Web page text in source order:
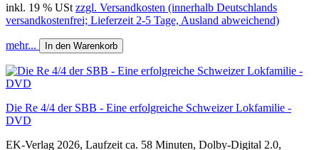
inkl. 19 % USt zzgl. Versandkosten (innerhalb Deutschlands
versandkostenfrei; Lieferzeit 2-5 Tage, Ausland abweichend)
mehr... In den Warenkorb
Die Re 4/4 der SBB - Eine erfolgreiche Schweizer Lokfamilie -
DVD
EK-Verlag 2026, Laufzeit ca. 58 Minuten, Dolby-Digital 2.0,